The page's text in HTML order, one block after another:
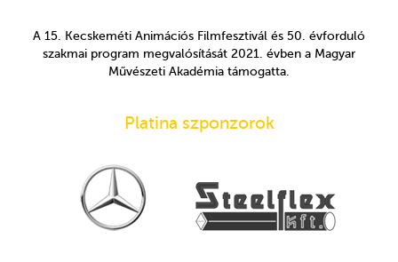
A 15. Kecskeméti Animációs Filmfesztivál és 50. évforduló
szakmai program megvalósítását 2021. évben a Magyar
Művészeti Akadémia támogatta.
Platina szponzorok